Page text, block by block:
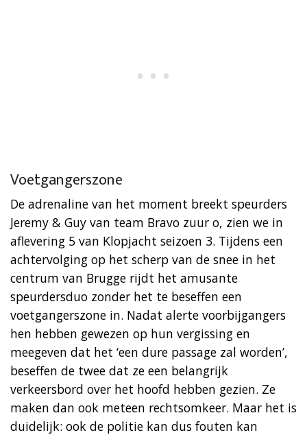
Voetgangerszone
De adrenaline van het moment breekt speurders
Jeremy & Guy van team Bravo zuur o, zien we in
aflevering 5 van Klopjacht seizoen 3. Tijdens een
achtervolging op het scherp van de snee in het
centrum van Brugge rijdt het amusante
speurdersduo zonder het te beseffen een
voetgangerszone in. Nadat alerte voorbijgangers
hen hebben gewezen op hun vergissing en
meegeven dat het ‘een dure passage zal worden’,
beseffen de twee dat ze een belangrijk
verkeersbord over het hoofd hebben gezien. Ze
maken dan ook meteen rechtsomkeer. Maar het is
duidelijk: ook de politie kan dus fouten kan